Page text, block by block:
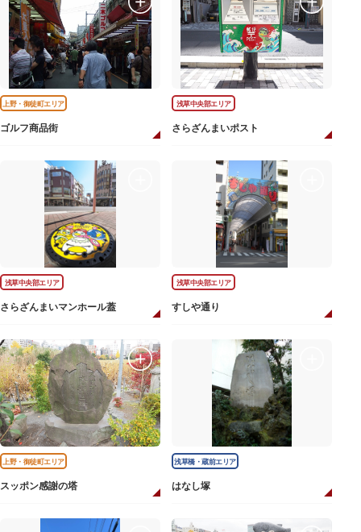
上野・御徒町エリア
ゴルフ商品街
浅草中央部エリア
さらざんまいポスト
浅草中央部エリア
さらざんまいマンホール蓋
浅草中央部エリア
すしや通り
上野・御徒町エリア
スッポン感謝の塔
浅草橋・蔵前エリア
はなし塚